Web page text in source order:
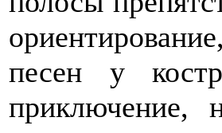
песен у
приключение,